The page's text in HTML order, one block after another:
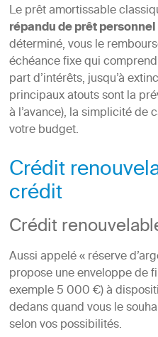
Le prêt amortissable
répandu de prêt personnel
déterminé, vous le
échéance fixe qui
part d’intérêts, jusqu’à
principaux atouts sont la
à l’avance), la simplicité de
votre budget.
Crédit
crédit
Crédit
Aussi appelé « réserve
propose une enveloppe de
exemple 5 000 €) à
dedans quand vous le
selon vos possibilités.